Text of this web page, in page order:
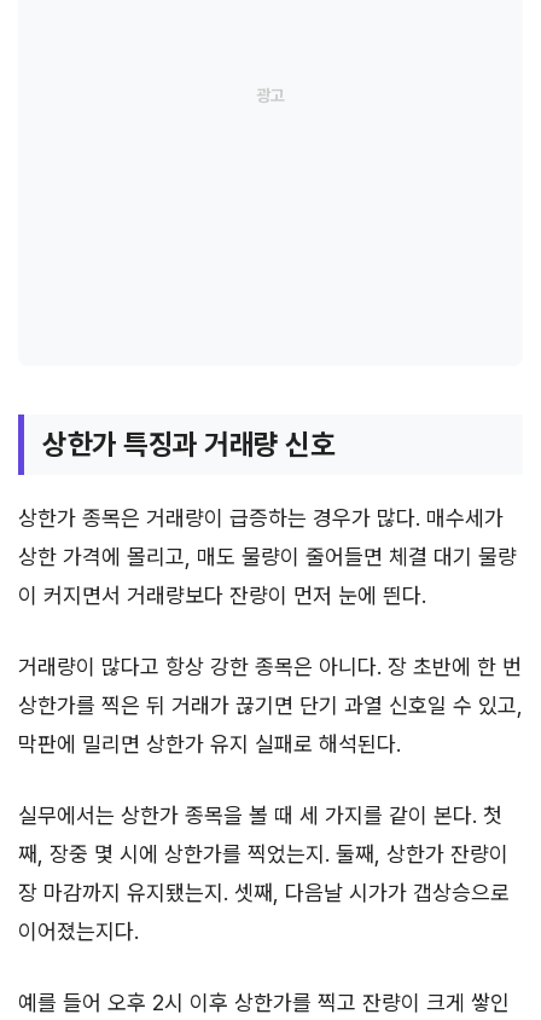
상한가 특징과 거래량 신호
상한가 종목은 거래량이 급증하는 경우가 많다. 매수세가
상한 가격에 몰리고, 매도 물량이 줄어들면 체결 대기 물량
이 커지면서 거래량보다 잔량이 먼저 눈에 띈다.
거래량이 많다고 항상 강한 종목은 아니다. 장 초반에 한 번
상한가를 찍은 뒤 거래가 끊기면 단기 과열 신호일 수 있고,
막판에 밀리면 상한가 유지 실패로 해석된다.
실무에서는 상한가 종목을 볼 때 세 가지를 같이 본다. 첫
째, 장중 몇 시에 상한가를 찍었는지. 둘째, 상한가 잔량이
장 마감까지 유지됐는지. 셋째, 다음날 시가가 갭상승으로
이어졌는지다.
예를 들어 오후 2시 이후 상한가를 찍고 잔량이 크게 쌓인